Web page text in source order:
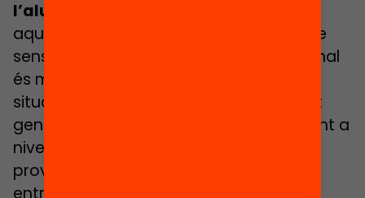
l’alumnat:
aquesta és la primera necessitat, ja que
sense una mínima tranquil·litat emocional
és molt difícil aprendre, i menys en la
situació actual d’incertesa i desconcert
general. En primer lloc, l’acompanyament a
nivell grupal és important. Es poden
provocar situacions de trobada virtual
entre l’alumnat que els faci continuar